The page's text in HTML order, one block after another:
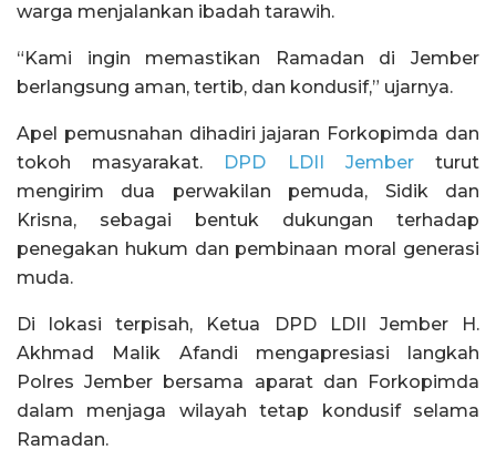
warga menjalankan ibadah tarawih.
“Kami ingin memastikan Ramadan di Jember
berlangsung aman, tertib, dan kondusif,” ujarnya.
Apel pemusnahan dihadiri jajaran Forkopimda dan
tokoh masyarakat. DPD LDII Jemberturut
mengirim dua perwakilan pemuda, Sidik dan
Krisna, sebagai bentuk dukungan terhadap
penegakan hukum dan pembinaan moral generasi
muda.
Di lokasi terpisah, Ketua DPD LDII Jember H.
Akhmad Malik Afandi mengapresiasi langkah
Polres Jember bersama aparat dan Forkopimda
dalam menjaga wilayah tetap kondusif selama
Ramadan.